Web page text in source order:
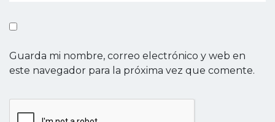
Guarda mi nombre, correo electrónico y web en
este navegador para la próxima vez que comente.